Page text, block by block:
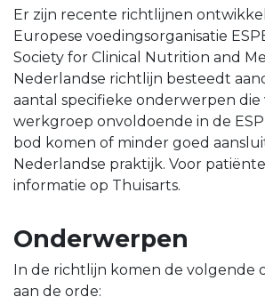
Er zijn recente richtlijnen
Europese voedingsorganisatie
Society for Clinical Nutrition and
Nederlandse richtlijn besteedt
aantal specifieke onderwerpen die
werkgroep onvoldoende in de
bod komen of minder goed
Nederlandse praktijk. Voor
informatie op Thuisarts.
Onderwerpen
In de richtlijn komen de volgende
aan de orde: